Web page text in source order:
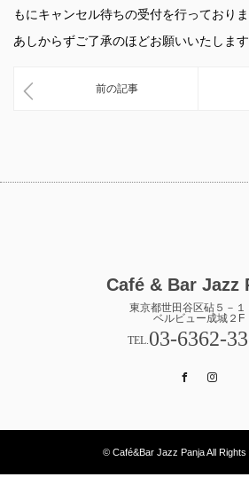
もにキャンセル待ちの受付を行っておりま
あしからずご了承のほどお願いいたします
前の記事
Café & Bar Jazz
東京都世田谷区砧５－１
ベルビュー成城２F
TEL.03-6362-
Facebook
© Café&Bar Jazz Panja All Rights